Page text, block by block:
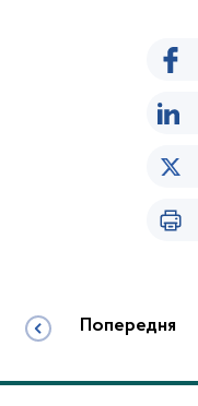
Попередня